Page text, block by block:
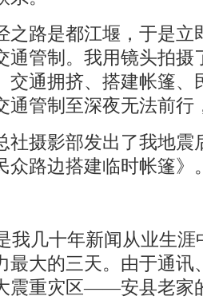
路是都江堰，于是立
通管制。我用镜头拍摄
交通拥挤、搭建帐篷、
管制至深夜无法前行
摄影部发出了我地震
众路边搭建临时帐篷》
几十年新闻从业生涯
最大的三天。由于通讯
震重灾区——安县老家